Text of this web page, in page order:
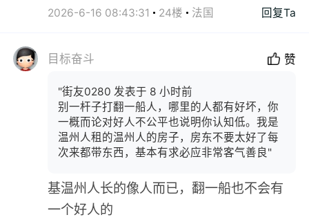
2026-6-16 08:43:31 24楼 法国 回复Ta
目标奋斗 赞
"街友0280 发表于 8 小时前
别一杆子打翻一船人，哪里的人都有好坏，你
一概而论对好人不公平也说明你认知低。我是
温州人租的温州人的房子，房东不要太好了每
次来都带东西，基本有求必应非常客气善良"
基温州人长的像人而已，翻一船也不会有
一个好人的